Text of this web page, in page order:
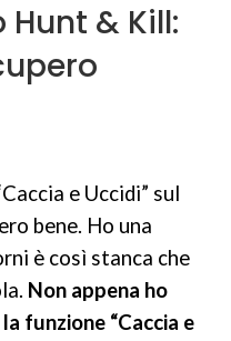
& Kill:
e Uccidi” sul
bene. Ho una
è così stanca che
Non appena ho
funzione “Caccia e